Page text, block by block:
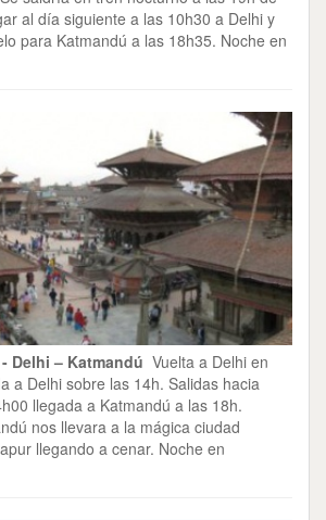
al día siguiente a las 10h30 a Delhi y
para Katmandú a las 18h35. Noche en
Delhi – Katmandú Vuelta a Delhi en
a Delhi sobre las 14h. Salidas hacia
llegada a Katmandú a las 18h.
nos llevara a la mágica ciudad
llegando a cenar. Noche en